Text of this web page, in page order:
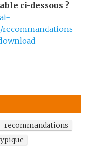
ci-dessous ?
recommandations